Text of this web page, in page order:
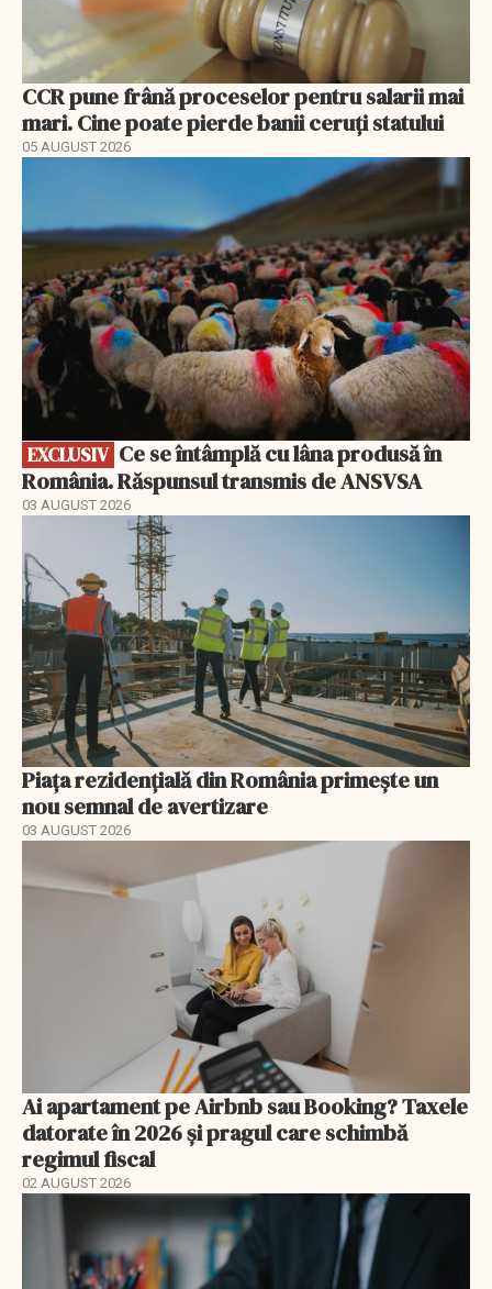
CCR pune frână proceselor pentru salarii mai
mari. Cine poate pierde banii ceruți statului
05 AUGUST 2026
EXCLUSIV
România. Răspunsul transmis de ANSVSA
03 AUGUST 2026
Piața rezidențială din România primește un
nou semnal de avertizare
03 AUGUST 2026
Ai apartament pe Airbnb sau Booking? Taxele
datorate în 2026 și pragul care schimbă
regimul fiscal
02 AUGUST 2026